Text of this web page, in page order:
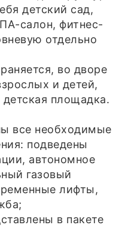
детский сад,
салон, фитнес-
отдельно
во дворе
и детей,
площадка.
все необходимые
подведены
автономное
газовый
лифты,
в пакете